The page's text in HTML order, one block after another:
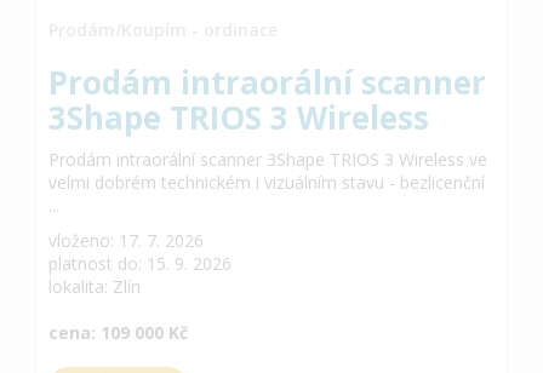
Prodám intraorální scanner
3Shape TRIOS 3 Wireless
Prodám intraorální scanner 3Shape TRIOS 3 Wireless ve
velmi dobrém technickém i vizuálním stavu - bezlicenční
...
vloženo: 17. 7. 2026
platnost do: 15. 9. 2026
lokalita: Zlín
cena: 109 000 Kč